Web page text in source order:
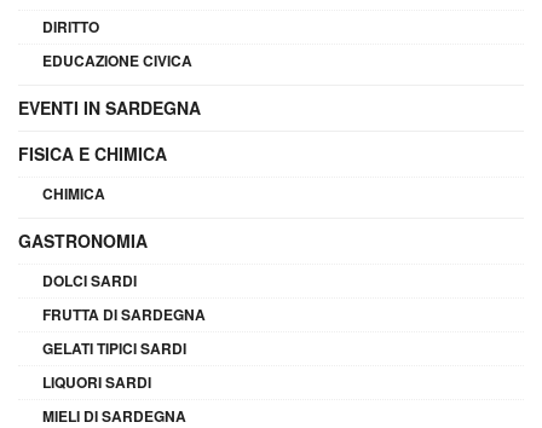
DIRITTO
EDUCAZIONE CIVICA
EVENTI IN SARDEGNA
FISICA E CHIMICA
CHIMICA
GASTRONOMIA
DOLCI SARDI
FRUTTA DI SARDEGNA
GELATI TIPICI SARDI
LIQUORI SARDI
MIELI DI SARDEGNA